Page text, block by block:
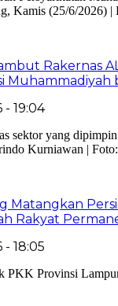
Rakernas
Muhammadiyah
- 19:04
Matangkan
Rakyat
- 18:05